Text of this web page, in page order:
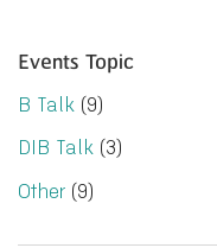
Events Topic
B Talk (9)
DIB Talk (3)
Other (9)